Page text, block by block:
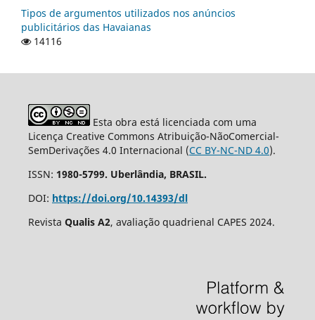
Tipos de argumentos utilizados nos anúncios
publicitários das Havaianas
14116
Esta obra está licenciada com uma
Licença Creative Commons Atribuição-NãoComercial-
SemDerivações 4.0 Internacional (CC BY-NC-ND 4.0).
ISSN: 1980-5799. Uberlândia, BRASIL.
DOI: https://doi.org/10.14393/dl
Revista Qualis A2, avaliação quadrienal CAPES 2024.